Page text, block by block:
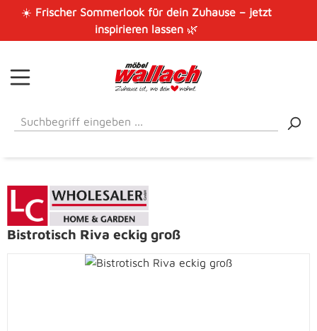
Zum Hauptinhalt springen
☀️ Frischer Sommerlook für dein Zuhause – jetzt
inspirieren lassen🌿
Bildergalerie überspringen
Bistrotisch Riva eckig groß